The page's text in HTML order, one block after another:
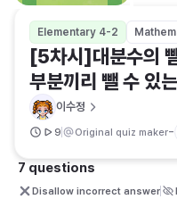
Elementary 4-2
[5차시]대분수의
부분끼리 뺄 수 있
이수정
9 Original quiz maker-
7 questions
Disallow incorrect answer